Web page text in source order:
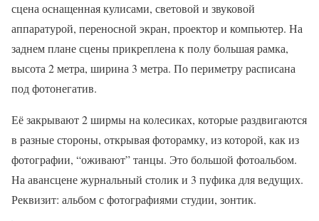
сцена оснащенная кулисами, световой и звуковой
аппаратурой, переносной экран, проектор и компьютер. На
заднем плане сцены прикреплена к полу большая рамка,
высота 2 метра, ширина 3 метра. По периметру расписана
под фотонегатив.
Её закрывают 2 ширмы на колесиках, которые раздвигаются
в разные стороны, открывая фоторамку, из которой, как из
фотографии, “оживают” танцы. Это большой фотоальбом.
На авансцене журнальный столик и 3 пуфика для ведущих.
Реквизит: альбом с фотографиями студии, зонтик.